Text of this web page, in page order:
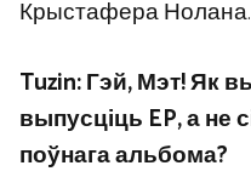
Крыстафера Нолана.
Tuzin: Гэй, Мэт! Як
выпусціць EP, а не
поўнага альбома?